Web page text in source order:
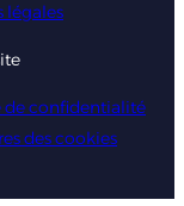
légales
de confidentialité
des cookies